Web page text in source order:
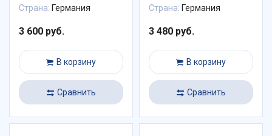
Страна: Германия
3 600 руб.
В корзину
Сравнить
Страна: Германия
3 480 руб.
В корзину
Сравнить